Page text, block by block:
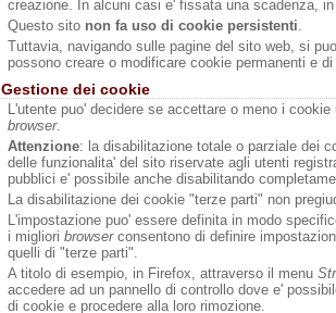
creazione. In alcuni casi e' fissata una scadenza,
Questo sito non fa uso di cookie persistenti.
Tuttavia, navigando sulle pagine del sito web, si
possono creare o modificare cookie permanenti e
Gestione dei cookie
L'utente puo' decidere se accettare o meno i
browser.
Attenzione: la disabilitazione totale o parziale dei
delle funzionalita' del sito riservate agli utenti
pubblici e' possibile anche disabilitando
La disabilitazione dei cookie "terze parti" non
L'impostazione puo' essere definita in modo
i migliori browserconsentono di definire
quelli di "terze parti".
A titolo di esempio, in Firefox, attraverso il menu
accedere ad un pannello di controllo dove e'
di cookie e procedere alla loro rimozione.